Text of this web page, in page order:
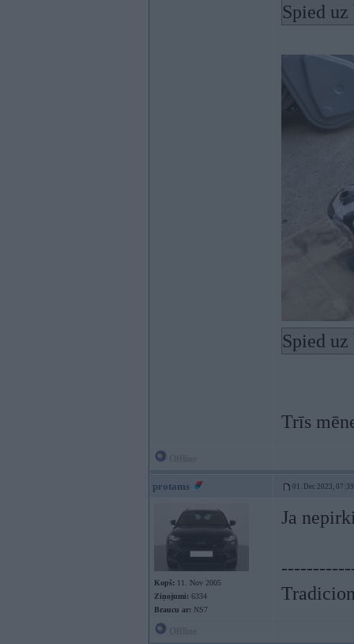
Spied
Spied
Trīs
protams 01. Dec 2023, 07:39
Kopš: 11. Nov 2005
Ziņojumi: 6334
Braucu ar: NS7
Ja